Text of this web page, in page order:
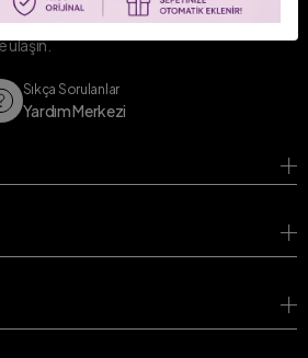
ulaşın.
Sıkça Sorulanlar
Yardım Merkezi